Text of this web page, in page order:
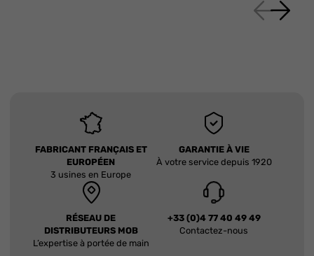
FABRICANT FRANÇAIS ET
EUROPÉEN
3 usines en Europe
GARANTIE À VIE
À votre service depuis 1920
RÉSEAU DE
DISTRIBUTEURS MOB
L’expertise à portée de main
+33 (0)4 77 40 49 49
Contactez-nous